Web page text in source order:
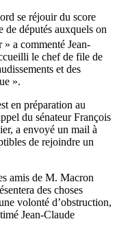
se réjouir du score
députés auxquels on
a commenté Jean-
le chef de file de
et des
».
en préparation au
du sénateur François
a envoyé un mail à
de rejoindre un
amis de M. Macron
des choses
volonté d’obstruction,
Jean-Claude